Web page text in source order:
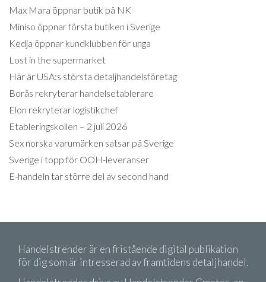
Max Mara öppnar butik på NK
Miniso öppnar första butiken i Sverige
Kedja öppnar kundklubben för unga
Lost in the supermarket
Här är USA:s största detaljhandelsföretag
Borås rekryterar handelsetablerare
Elon rekryterar logistikchef
Etableringskollen – 2 juli 2026
Sex norska varumärken satsar på Sverige
Sverige i topp för OOH-leveranser
E-handeln tar större del av second hand
Handelstrender är en fristående digital publikation
för dig som är intresserad av framtidens detaljhandel.